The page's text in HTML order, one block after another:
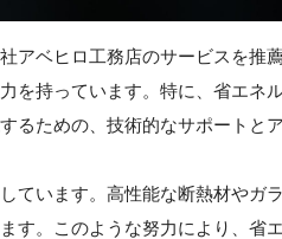
アベヒロ工務店のサービスを推
を持っています。特に、省エネ
るための、技術的なサポートと
ています。高性能な断熱材やガ
す。このような努力により、省